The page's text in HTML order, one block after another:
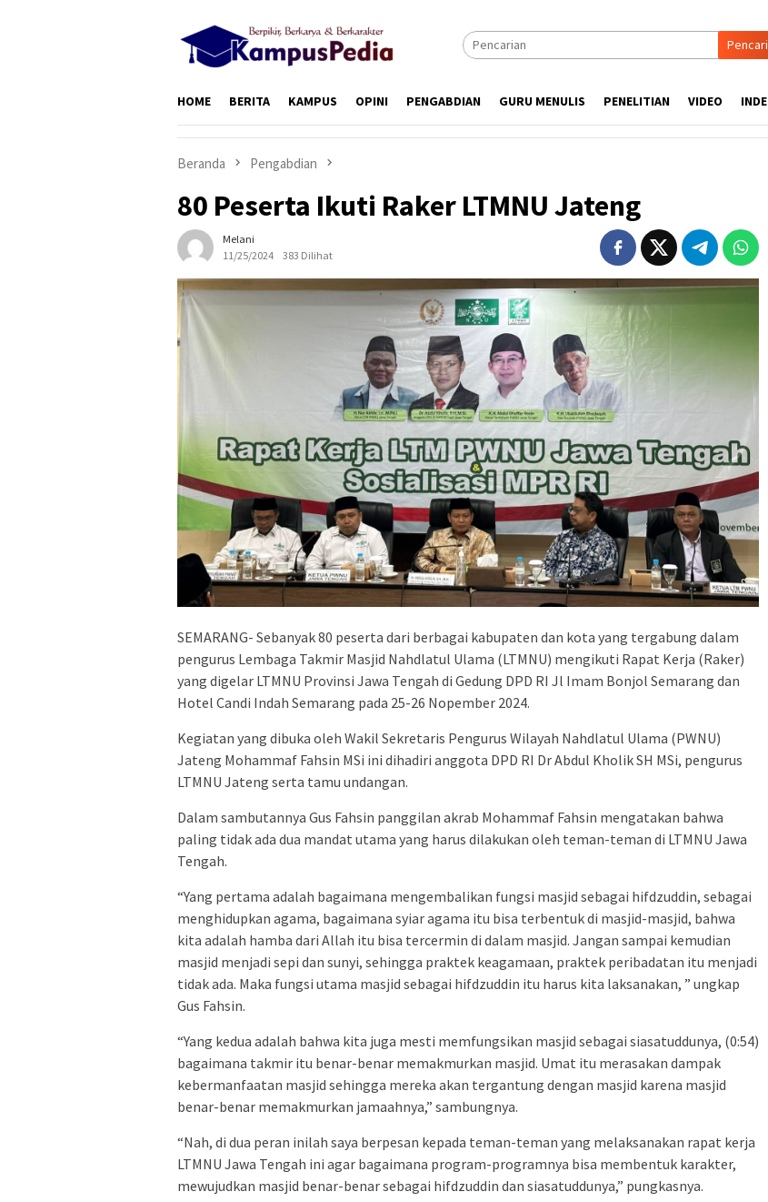
HOME BERITA KAMPUS OPINI PENGABDIAN GURU MENULIS PENELITIAN VIDEO
Beranda Pengabdian
80 Peserta Ikuti Raker LTMNU Jateng
Melani
11/25/2024
383 Dilihat
SEMARANG- Sebanyak 80 peserta dari berbagai kabupaten dan kota yang tergabung dalam
pengurus Lembaga Takmir Masjid Nahdlatul Ulama (LTMNU) mengikuti Rapat Kerja (Raker)
yang digelar LTMNU Provinsi Jawa Tengah di Gedung DPD RI Jl Imam Bonjol Semarang dan
Hotel Candi Indah Semarang pada 25-26 Nopember 2024.
Kegiatan yang dibuka oleh Wakil Sekretaris Pengurus Wilayah Nahdlatul Ulama (PWNU)
Jateng Mohammaf Fahsin MSi ini dihadiri anggota DPD RI Dr Abdul Kholik SH MSi, pengurus
LTMNU Jateng serta tamu undangan.
Dalam sambutannya Gus Fahsin panggilan akrab Mohammaf Fahsin mengatakan bahwa
paling tidak ada dua mandat utama yang harus dilakukan oleh teman-teman di LTMNU Jawa
Tengah.
“Yang pertama adalah bagaimana mengembalikan fungsi masjid sebagai hifdzuddin, sebagai
menghidupkan agama, bagaimana syiar agama itu bisa terbentuk di masjid-masjid, bahwa
kita adalah hamba dari Allah itu bisa tercermin di dalam masjid. Jangan sampai kemudian
masjid menjadi sepi dan sunyi, sehingga praktek keagamaan, praktek peribadatan itu menjadi
tidak ada. Maka fungsi utama masjid sebagai hifdzuddin itu harus kita laksanakan, ” ungkap
Gus Fahsin.
“Yang kedua adalah bahwa kita juga mesti memfungsikan masjid sebagai siasatuddunya, (0:54)
bagaimana takmir itu benar-benar memakmurkan masjid. Umat itu merasakan dampak
kebermanfaatan masjid sehingga mereka akan tergantung dengan masjid karena masjid
benar-benar memakmurkan jamaahnya,” sambungnya.
“Nah, di dua peran inilah saya berpesan kepada teman-teman yang melaksanakan rapat kerja
LTMNU Jawa Tengah ini agar bagaimana program-programnya bisa membentuk karakter,
mewujudkan masjid benar-benar sebagai hifdzuddin dan siasatuddunya,” pungkasnya.